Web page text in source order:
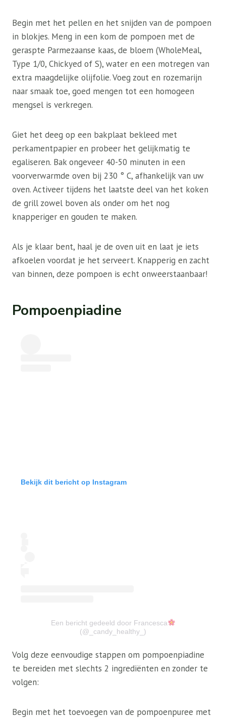
Begin met het pellen en het snijden van de pompoen
in blokjes. Meng in een kom de pompoen met de
geraspte Parmezaanse kaas, de bloem (WholeMeal,
Type 1/0, Chickyed of S), water en een motregen van
extra maagdelijke olijfolie. Voeg zout en rozemarijn
naar smaak toe, goed mengen tot een homogeen
mengsel is verkregen.
Giet het deeg op een bakplaat bekleed met
perkamentpapier en probeer het gelijkmatig te
egaliseren. Bak ongeveer 40-50 minuten in een
voorverwarmde oven bij 230 ° C, afhankelijk van uw
oven. Activeer tijdens het laatste deel van het koken
de grill zowel boven als onder om het nog
knapperiger en gouden te maken.
Als je klaar bent, haal je de oven uit en laat je iets
afkoelen voordat je het serveert. Knapperig en zacht
van binnen, deze pompoen is echt onweerstaanbaar!
Pompoenpiadine
Bekijk dit bericht op Instagram
Een bericht gedeeld door Francesca
(@_candy_healthy_)
Volg deze eenvoudige stappen om pompoenpiadine
te bereiden met slechts 2 ingrediënten en zonder te
volgen:
Begin met het toevoegen van de pompoenpuree met